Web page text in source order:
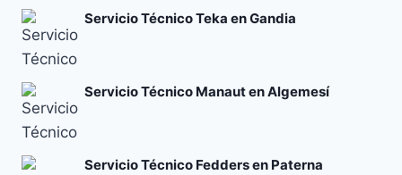
Servicio Técnico Teka en Gandia
Servicio Técnico Manaut en Algemesí
Servicio Técnico Fedders en Paterna